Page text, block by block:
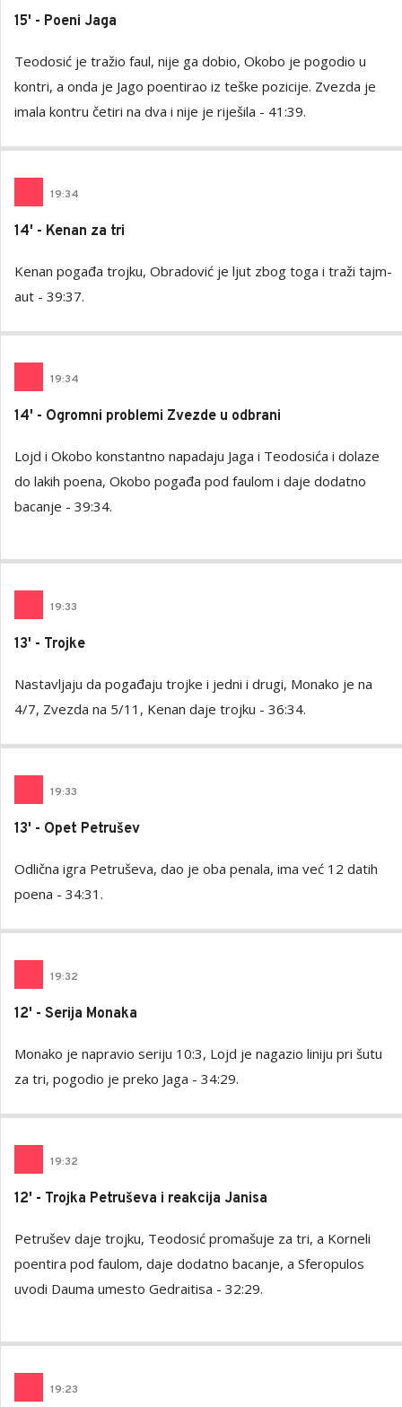
15' - Poeni Jaga
Teodosić je tražio faul, nije ga dobio, Okobo je pogodio u
kontri, a onda je Jago poentirao iz teške pozicije. Zvezda je
imala kontru četiri na dva i nije je riješila - 41:39.
19:34
14' - Kenan za tri
Kenan pogađa trojku, Obradović je ljut zbog toga i traži tajm-
aut - 39:37.
19:34
14' - Ogromni problemi Zvezde u odbrani
Lojd i Okobo konstantno napadaju Jaga i Teodosića i dolaze
do lakih poena, Okobo pogađa pod faulom i daje dodatno
bacanje - 39:34.
19:33
13' - Trojke
Nastavljaju da pogađaju trojke i jedni i drugi, Monako je na
4/7, Zvezda na 5/11, Kenan daje trojku - 36:34.
19:33
13' - Opet Petrušev
Odlična igra Petruševa, dao je oba penala, ima već 12 datih
poena - 34:31.
19:32
12' - Serija Monaka
Monako je napravio seriju 10:3, Lojd je nagazio liniju pri šutu
za tri, pogodio je preko Jaga - 34:29.
19:32
12' - Trojka Petruševa i reakcija Janisa
Petrušev daje trojku, Teodosić promašuje za tri, a Korneli
poentira pod faulom, daje dodatno bacanje, a Sferopulos
uvodi Dauma umesto Gedraitisa - 32:29.
19:23